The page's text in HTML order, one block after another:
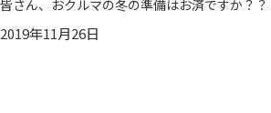
2019年11月26日